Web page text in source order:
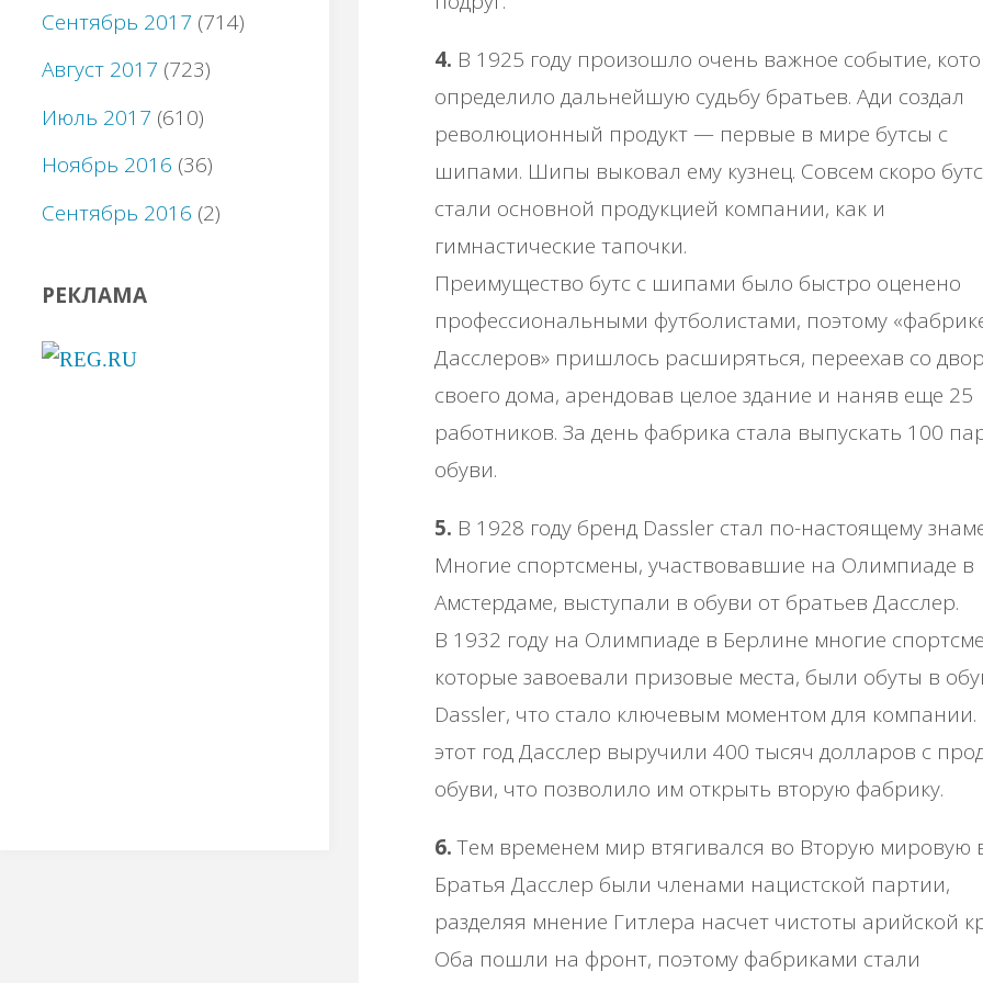
4. В 1925 году произошло очень важное событие,
определило дальнейшую судьбу братьев. Ади создал
революционный продукт — первые в мире бутсы с
шипами. Шипы выковал ему кузнец. Совсем скоро
стали основной продукцией компании, как и
гимнастические тапочки.
Преимущество бутс с шипами было быстро оценено
профессиональными футболистами, поэтому
Дасслеров» пришлось расширяться, переехав со
своего дома, арендовав целое здание и наняв еще 25
работников. За день фабрика стала выпускать 100
обуви.
5. В 1928 году бренд Dassler стал по-настоящему
Многие спортсмены, участвовавшие на Олимпиаде в
Амстердаме, выступали в обуви от братьев Дасслер.
В 1932 году на Олимпиаде в Берлине многие
которые завоевали призовые места, были обуты в
Dassler, что стало ключевым моментом для компании.
этот год Дасслер выручили 400 тысяч долларов с
обуви, что позволило им открыть вторую фабрику.
6.Тем временем мир втягивался во Вторую мировую
Братья Дасслер были членами нацистской партии,
разделяя мнение Гитлера насчет чистоты арийской
Оба пошли на фронт, поэтому фабриками стали
Сентябрь 2017 (714)
Август 2017 (723)
Июль 2017 (610)
Ноябрь 2016 (36)
Сентябрь 2016 (2)
РЕКЛАМА